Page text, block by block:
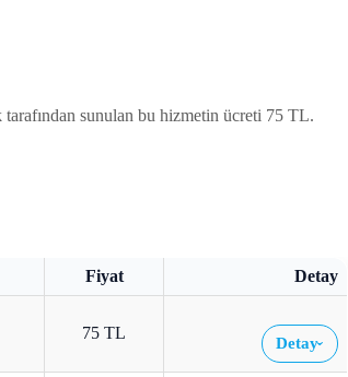
tarafından sunulan bu hizmetin ücreti 75 TL.
Fiyat Detay
75 TL
Detay›